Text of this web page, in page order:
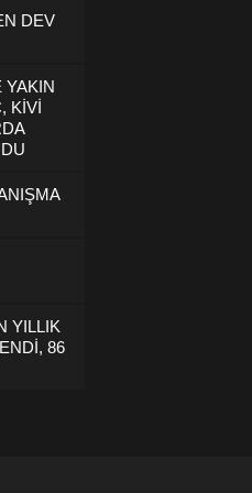
DEV
YAKIN
KİVİ
YILLIK
86